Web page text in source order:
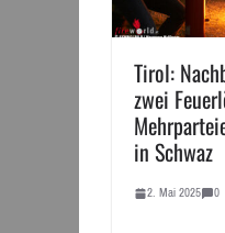
Tirol:
zwei
in Schwaz
2. Mai 2025 0